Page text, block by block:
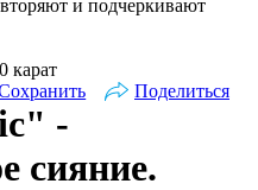
и подчеркивают
карат
Поделиться
-
сияние.